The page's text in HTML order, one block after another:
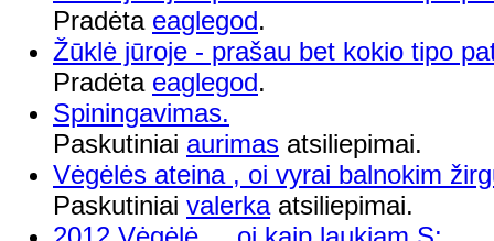
Pradėta eaglegod.
Žūklė jūroje - prašau bet kokio tipo
Pradėta eaglegod.
Spiningavimas.
Paskutiniai aurimas atsiliepimai.
Vėgėlės ateina , oi vyrai balnokim
Paskutiniai valerkaatsiliepimai.